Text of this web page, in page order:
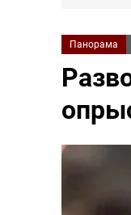
Панорама